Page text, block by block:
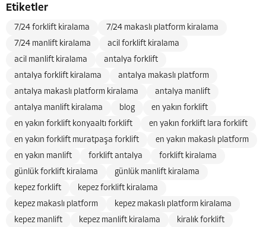
Etiketler
7/24 forklift kiralama
7/24 makaslı platform kiralama
7/24 manlift kiralama
acil forklift kiralama
acil manlift kiralama
antalya forklift
antalya forklift kiralama
antalya makaslı platform
antalya makaslı platform kiralama
antalya manlift
antalya manlift kiralama
blog
en yakın forklift
en yakın forklift konyaaltı forklift
en yakın forklift lara forklift
en yakın forklift muratpaşa forklift
en yakın makaslı platform
en yakın manlift
forklift antalya
forklift kiralama
günlük forklift kiralama
günlük manlift kiralama
kepez forklift
kepez forklift kiralama
kepez makaslı platform
kepez makaslı platform kiralama
kepez manlift
kepez manlift kiralama
kiralık forklift